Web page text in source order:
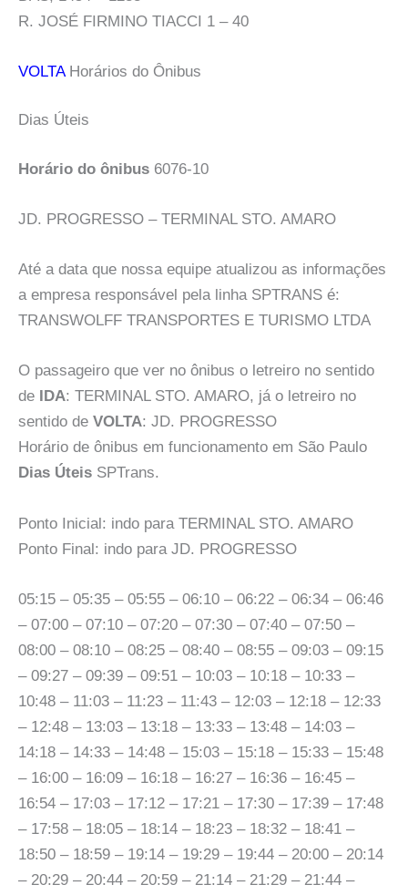
R. JOSÉ FIRMINO TIACCI 1 – 40
VOLTAHorários do Ônibus
Dias Úteis
Horário do ônibus 6076-10
JD. PROGRESSO – TERMINAL STO. AMARO
Até a data que nossa equipe atualizou as informações
a empresa responsável pela linha SPTRANS é:
TRANSWOLFF TRANSPORTES E TURISMO LTDA
O passageiro que ver no ônibus o letreiro no sentido
de
IDA: TERMINAL STO. AMARO, já o letreiro no
sentido de VOLTA: JD. PROGRESSO
Horário de ônibus em funcionamento em São Paulo
Dias Úteis SPTrans.
Ponto Inicial: indo para TERMINAL STO. AMARO
Ponto Final: indo para JD. PROGRESSO
05:15 – 05:35 – 05:55 – 06:10 – 06:22 – 06:34 – 06:46
– 07:00 – 07:10 – 07:20 – 07:30 – 07:40 – 07:50 –
08:00 – 08:10 – 08:25 – 08:40 – 08:55 – 09:03 – 09:15
– 09:27 – 09:39 – 09:51 – 10:03 – 10:18 – 10:33 –
10:48 – 11:03 – 11:23 – 11:43 – 12:03 – 12:18 – 12:33
– 12:48 – 13:03 – 13:18 – 13:33 – 13:48 – 14:03 –
14:18 – 14:33 – 14:48 – 15:03 – 15:18 – 15:33 – 15:48
– 16:00 – 16:09 – 16:18 – 16:27 – 16:36 – 16:45 –
16:54 – 17:03 – 17:12 – 17:21 – 17:30 – 17:39 – 17:48
– 17:58 – 18:05 – 18:14 – 18:23 – 18:32 – 18:41 –
18:50 – 18:59 – 19:14 – 19:29 – 19:44 – 20:00 – 20:14
– 20:29 – 20:44 – 20:59 – 21:14 – 21:29 – 21:44 –